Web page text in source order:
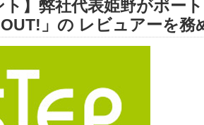
ト】弊社代表姫野がポー
OUT!」の レビュアーを務